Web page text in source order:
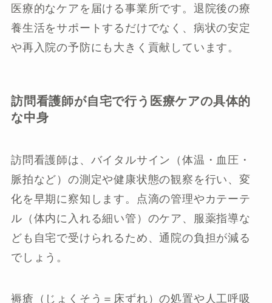
医療的なケアを届ける事業所です。退院後の療
養生活をサポートするだけでなく、病状の安定
や再入院の予防にも大きく貢献しています。
訪問看護師が自宅で行う医療ケアの具体的
な中身
訪問看護師は、バイタルサイン（体温・血圧・
脈拍など）の測定や健康状態の観察を行い、変
化を早期に察知します。点滴の管理やカテーテ
ル（体内に入れる細い管）のケア、服薬指導な
ども自宅で受けられるため、通院の負担が減る
でしょう。
褥瘡（じょくそう＝床ずれ）の処置や人工呼吸